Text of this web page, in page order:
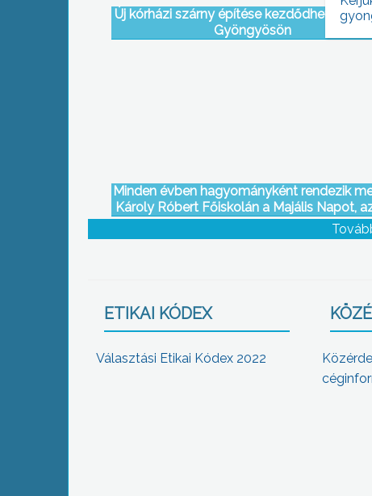
Új kórházi szárny építése kezdődhet 2011-
Gyöngyösön
Minden évben hagyományként rendezik
Károly Róbert Főiskolán a Majális Napot,
a diáknapot
ETIKAI KÓDEX
Választási Etikai Kódex 2022